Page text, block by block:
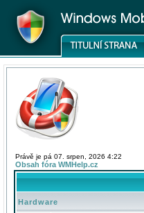
Právě je pá 07. srpen, 2026 4:22
Obsah fóra WMHelp.cz
Hardware